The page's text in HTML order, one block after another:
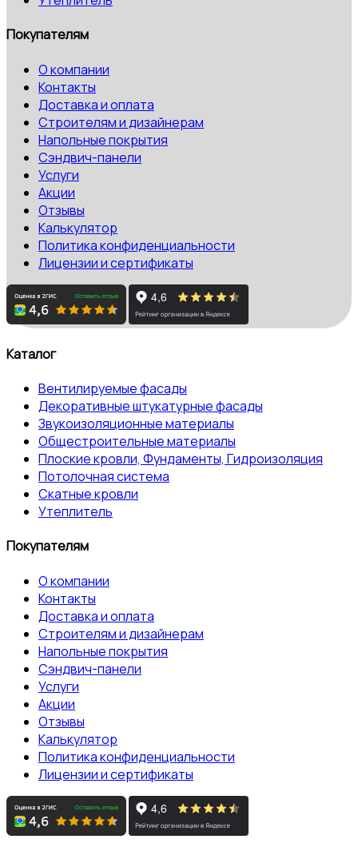
Покупателям
О компании
Контакты
Доставка и оплата
Строителям и дизайнерам
Напольные покрытия
Сэндвич-панели
Услуги
Акции
Отзывы
Калькулятор
Политика конфиденциальности
Лицензии и сертификаты
Каталог
Вентилируемые фасады
Декоративные штукатурные фасады
Звукоизоляционные материалы
Общестроительные материалы
Плоские кровли, Фундаменты, Гидроизоляция
Потолочная система
Скатные кровли
Утеплитель
Покупателям
О компании
Контакты
Доставка и оплата
Строителям и дизайнерам
Напольные покрытия
Сэндвич-панели
Услуги
Акции
Отзывы
Калькулятор
Политика конфиденциальности
Лицензии и сертификаты